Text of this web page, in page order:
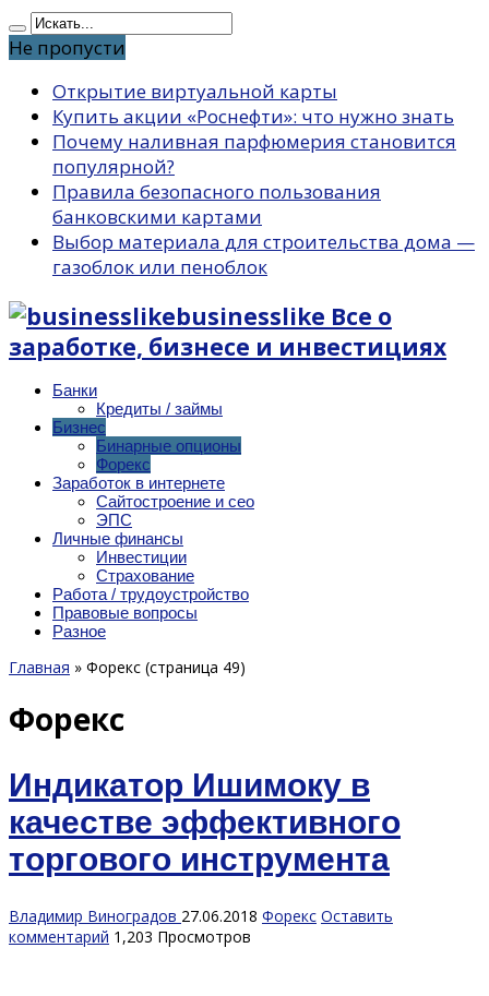
Не пропусти
Открытие виртуальной карты
Купить акции «Роснефти»: что нужно знать
Почему наливная парфюмерия становится
популярной?
Правила безопасного пользования
банковскими картами
Выбор материала для строительства дома —
газоблок или пеноблок
businesslike Все о
заработке, бизнесе и инвестициях
Банки
Кредиты / займы
Бизнес
Бинарные опционы
Форекс
Заработок в интернете
Сайтостроение и сео
ЭПС
Личные финансы
Инвестиции
Страхование
Работа / трудоустройство
Правовые вопросы
Разное
Главная » Форекс (страница 49)
Форекс
Индикатор Ишимоку в
качестве эффективного
торгового инструмента
Владимир Виноградов 27.06.2018 Форекс Оставить
комментарий 1,203 Просмотров